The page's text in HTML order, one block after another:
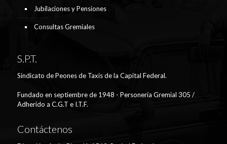
Jubilaciones y Pensiones
Consultas Gremiales
S.P.T.
Sindicato de Peones de Taxis de la Capital Federal.
Fundado en septiembre de 1948 - Personería Gremial 305 /
Adherido a C.G.T e I.T.F.
Contáctenos